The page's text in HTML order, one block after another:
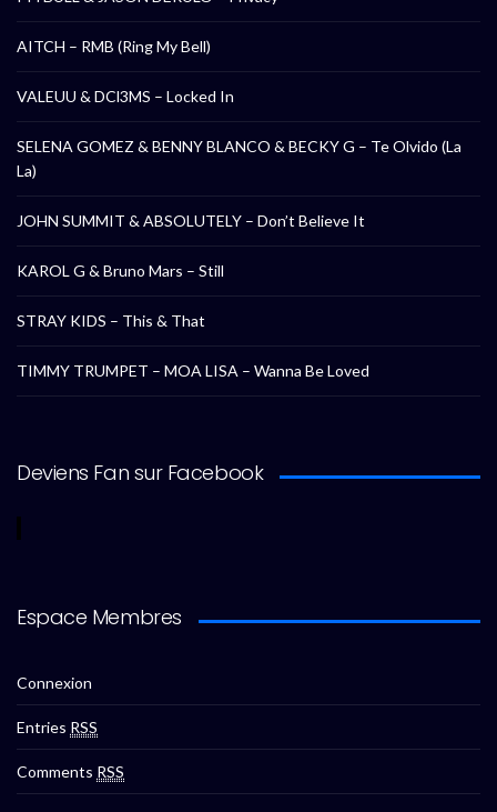
AITCH – RMB (Ring My Bell)
VALEUU & DCl3MS – Locked In
SELENA GOMEZ & BENNY BLANCO & BECKY G – Te Olvido (La
La)
JOHN SUMMIT & ABSOLUTELY – Don’t Believe It
KAROL G & Bruno Mars – Still
STRAY KIDS – This & That
TIMMY TRUMPET – MOA LISA – Wanna Be Loved
Deviens Fan sur Facebook
Espace Membres
Connexion
Entries RSS
Comments RSS